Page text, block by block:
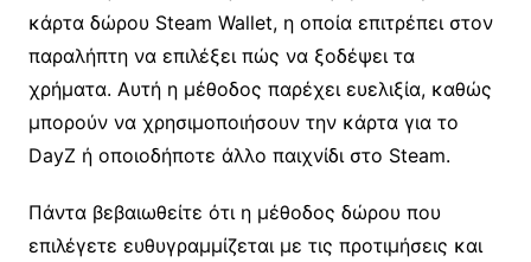
κάρτα δώρου Steam Wallet, η οποία επιτρέπει στον
παραλήπτη να επιλέξει πώς να ξοδέψει τα
χρήματα. Αυτή η μέθοδος παρέχει ευελιξία, καθώς
μπορούν να χρησιμοποιήσουν την κάρτα για το
DayZ ή οποιοδήποτε άλλο παιχνίδι στο Steam.
Πάντα βεβαιωθείτε ότι η μέθοδος δώρου που
επιλέγετε ευθυγραμμίζεται με τις προτιμήσεις και